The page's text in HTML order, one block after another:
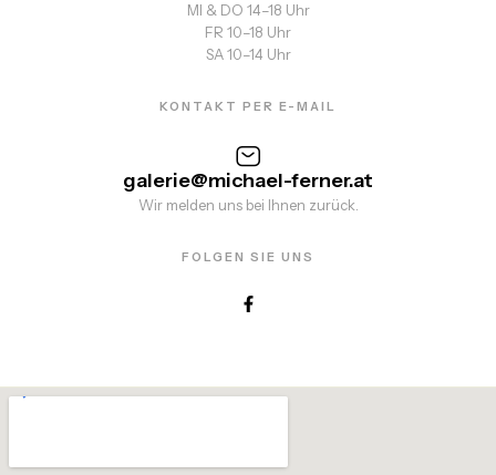
MI & DO 14–18 Uhr
FR 10–18 Uhr
SA 10–14 Uhr
KONTAKT PER E-MAIL
galerie@michael-ferner.at
Wir melden uns bei Ihnen zurück.
FOLGEN SIE UNS